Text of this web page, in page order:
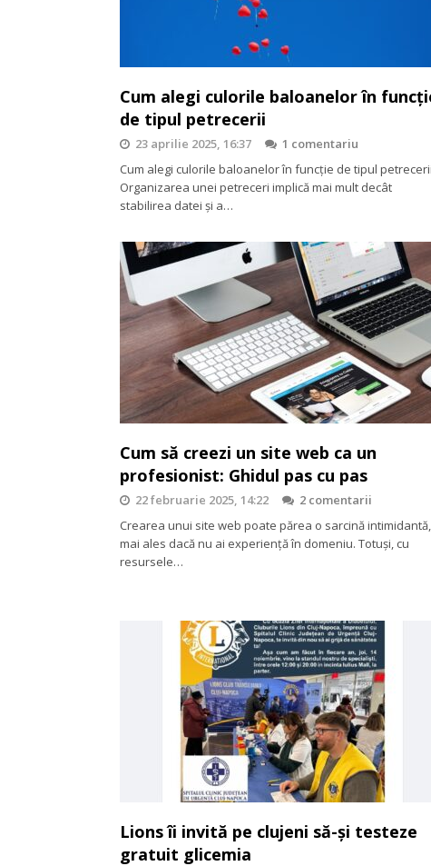
Cum alegi culorile baloanelor în
de tipul petrecerii
23 aprilie 2025, 16:37
1 comentariu
Cum alegi culorile baloanelor în funcție de tipul
Organizarea unei petreceri implică mai mult decât
stabilirea datei și a…
Cum să creezi un site web ca un
profesionist: Ghidul pas cu pas
22 februarie 2025, 14:22
2 comentarii
Crearea unui site web poate părea o sarcină intimidantă,
mai ales dacă nu ai experiență în domeniu. Totuși, cu
resursele…
Lions îi invită pe clujeni să-şi testeze
gratuit glicemia